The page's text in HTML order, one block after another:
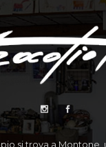
si trova a